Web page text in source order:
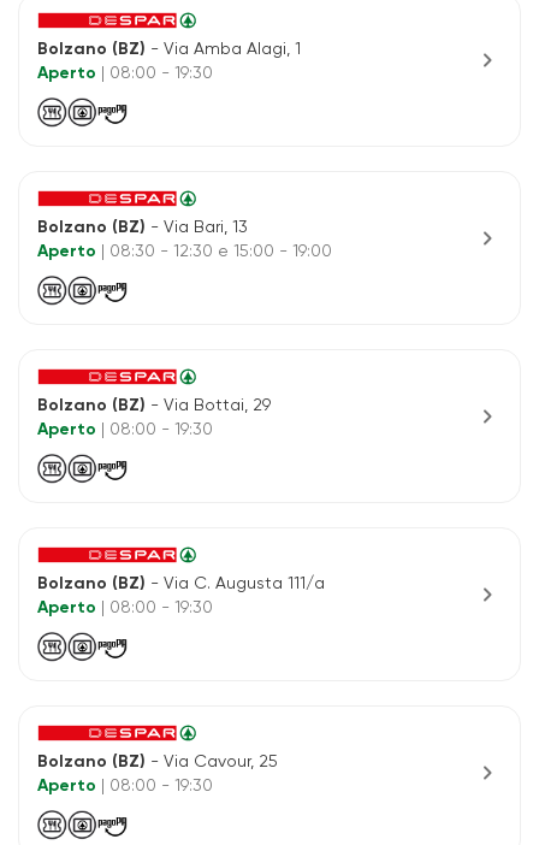
Bolzano (BZ) - Via Amba Alagi, 1
Aperto
| 08:00 - 19:30 chevron_right
Bolzano (BZ) - Via Bari, 13
Aperto
| 08:30 - 12:30 e 15:00 - 19:00 chevron_right
Bolzano (BZ) - Via Bottai, 29
Aperto
| 08:00 - 19:30 chevron_right
Bolzano (BZ) - Via C. Augusta 111/a
Aperto
| 08:00 - 19:30 chevron_right
Bolzano (BZ) - Via Cavour, 25
Aperto
| 08:00 - 19:30 chevron_right